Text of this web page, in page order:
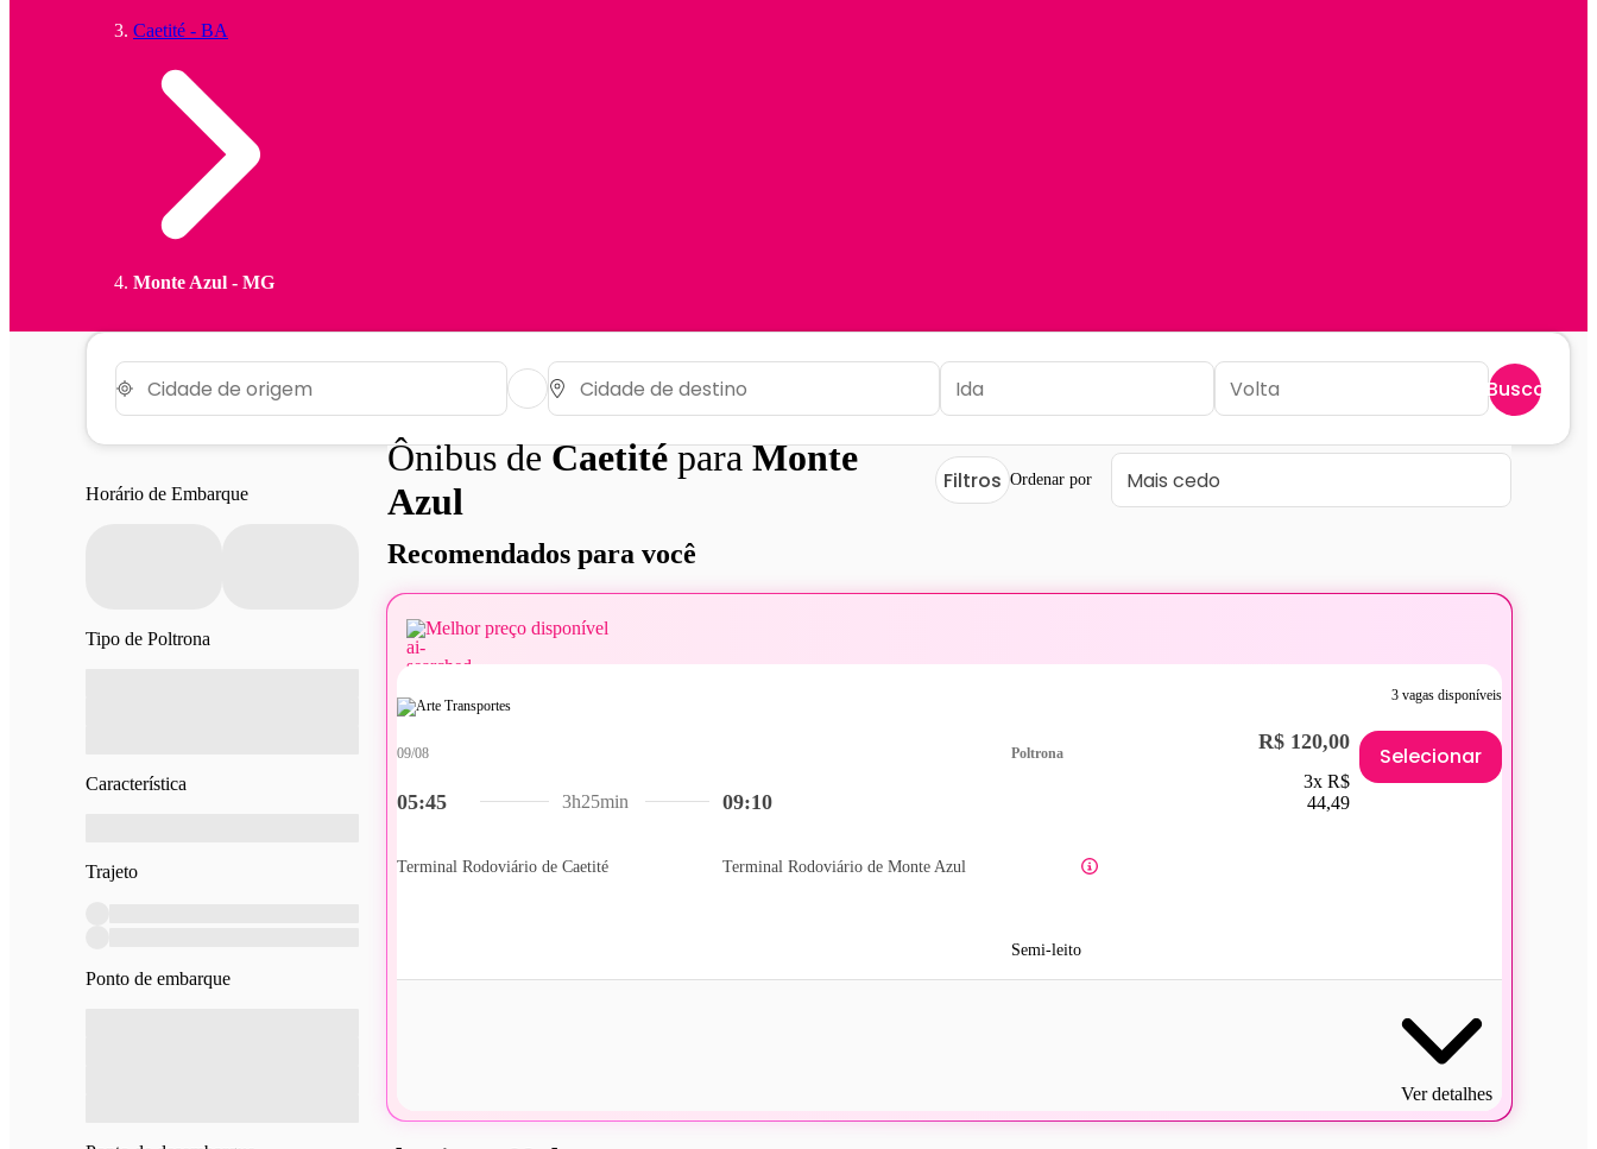
Caetité - BA
Monte Azul - MG
Buscar
Horário de Embarque
Tipo de Poltrona
Característica
Trajeto
Ponto de embarque
Ônibus deCaetitéparaMonte
Azul
Filtros Ordenar por
Recomendados para você
Melhor preço disponível
3 vagas disponíveis
05:45
09/08
Terminal Rodoviário de Caetité
09:10
Terminal Rodoviário de Monte Azul
3h25min
Poltrona
Semi-leito
R$ 120,00
3x R$
44,49
Selecionar
Ver detalhes